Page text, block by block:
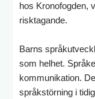
hos Kronofogden,
risktagande.
Barns
som helhet.
kommunikation.
språkstörning i